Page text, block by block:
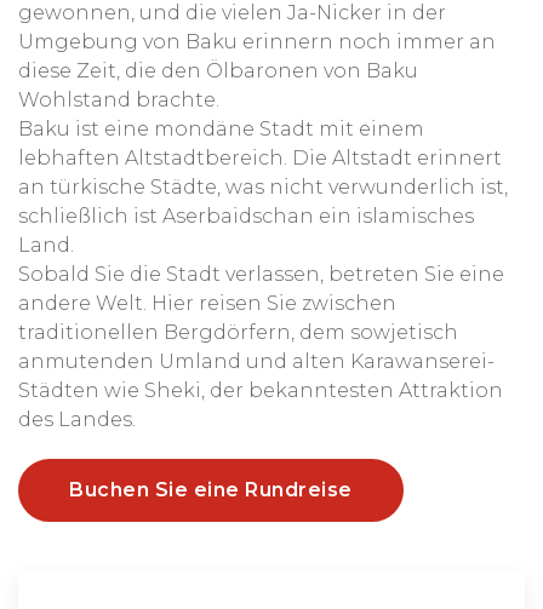
gewonnen, und die vielen Ja-Nicker in der
Umgebung von Baku erinnern noch immer an
diese Zeit, die den Ölbaronen von Baku
Wohlstand brachte.
Baku ist eine mondäne Stadt mit einem
lebhaften Altstadtbereich. Die Altstadt erinnert
an türkische Städte, was nicht verwunderlich ist,
schließlich ist Aserbaidschan ein islamisches
Land.
Sobald Sie die Stadt verlassen, betreten Sie eine
andere Welt. Hier reisen Sie zwischen
traditionellen Bergdörfern, dem sowjetisch
anmutenden Umland und alten Karawanserei-
Städten wie Sheki, der bekanntesten Attraktion
des Landes.
Buchen Sie eine Rundreise